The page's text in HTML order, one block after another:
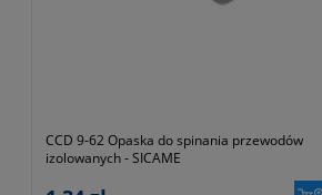
CCD 9-62 Opaska do spinania przewodów
izolowanych - SICAME